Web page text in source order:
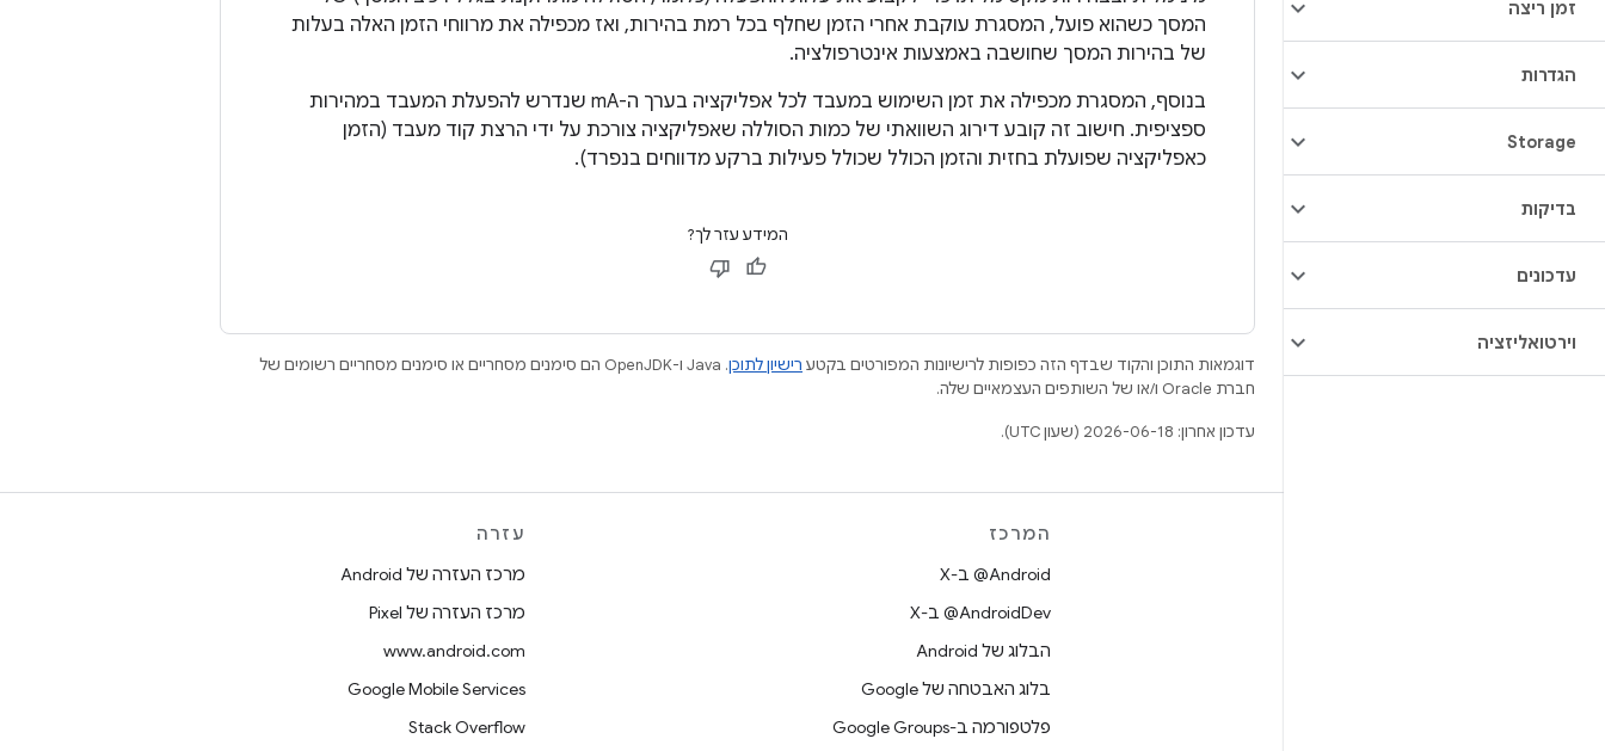
זמן ריצה
הגדרות
Storage
בדיקות
עדכונים
וירטואליזציה
המסך כשהוא פועל, המסגרת עוקבת אחרי הזמן שחלף בכל רמת בהירות, ואז מכפילה את מרווחי הזמן האלה בעלות
של בהירות המסך שחושבה באמצעות אינטרפולציה.
בנוסף, המסגרת מכפילה את זמן השימוש במעבד לכל אפליקציה בערך ה-mA שנדרש להפעלת המעבד במהירות
ספציפית. חישוב זה קובע דירוג השוואתי של כמות הסוללה שאפליקציה צורכת על ידי הרצת קוד מעבד (הזמן
כאפליקציה שפועלת בחזית והזמן הכולל שכולל פעילות ברקע מדווחים בנפרד).
המידע עזר לך?
דוגמאות התוכן והקוד שבדף הזה כפופות לרישיונות המפורטים בקטע רישיון לתוכן
.‏ Java ו-OpenJDK הם סימנים מסחריים או סימנים מסחריים רשומים של
חברת Oracle ו/או של השותפים העצמאיים שלה.
עדכון אחרון: 2026-06-18 (שעון UTC).
המרכז
‫‎@Android ב-X
‫‎@AndroidDev ב-X
הבלוג של Android
בלוג האבטחה של Google
פלטפורמה ב-Google Groups
עזרה
מרכז העזרה של Android
מרכז העזרה של Pixel
www.android.com
Google Mobile Services
Stack Overflow